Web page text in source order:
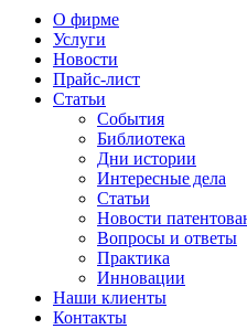
О фирме
Услуги
Новости
Прайс-лист
Статьи
События
Библиотека
Дни истории
Интересные дела
Статьи
Новости
Вопросы и ответы
Практика
Инновации
Наши клиенты
Контакты